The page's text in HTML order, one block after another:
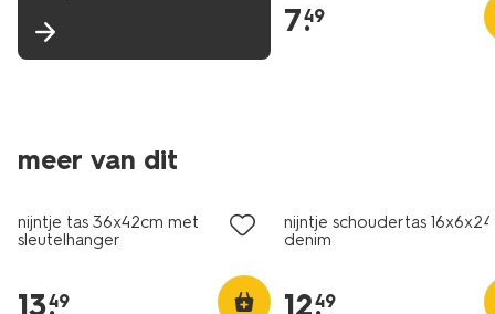
7.
49
meer van dit
nijntje tas 36x42cm met
sleutelhanger
13.
49
nijntje schoudertas
denim
12.
49